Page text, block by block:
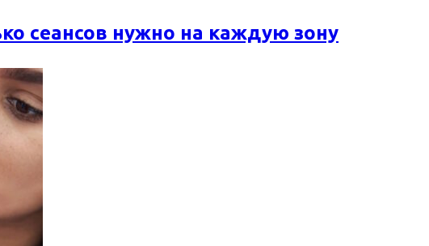
сеансов нужно на каждую зону